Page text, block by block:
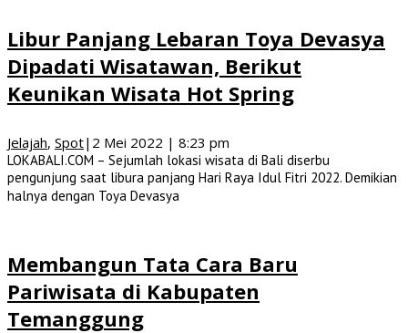
Libur Panjang Lebaran Toya Devasya
Dipadati Wisatawan, Berikut
Keunikan Wisata Hot Spring
Jelajah, Spot| 2 Mei 2022 | 8:23 pm
LOKABALI.COM – Sejumlah lokasi wisata di Bali diserbu
pengunjung saat libura panjang Hari Raya Idul Fitri 2022. Demikian
halnya dengan Toya Devasya
Membangun Tata Cara Baru
Pariwisata di Kabupaten
Temanggung